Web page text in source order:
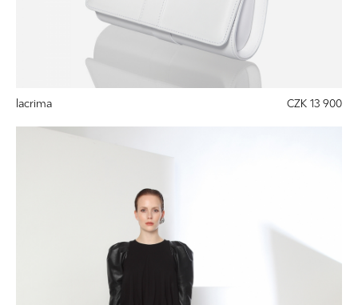
lacrima CZK 13 900